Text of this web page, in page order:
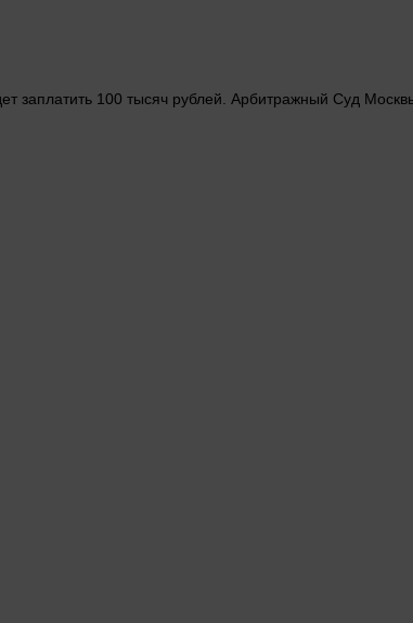
заплатить 100 тысяч рублей . Арбитражный Суд